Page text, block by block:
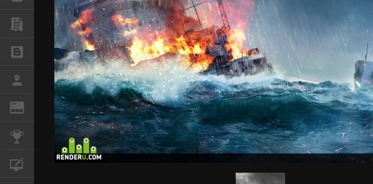
ПУБЛИКАЦИИ
РАБОТА
REN ЖУРНАЛ
КОНКУРСЫ